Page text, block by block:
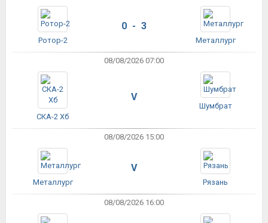
Ротор-2
0 - 3
Металлург
08/08/2026 07:00
СКА-2 Хб
V
Шумбрат
08/08/2026 15:00
Металлург
V
Рязань
08/08/2026 16:00